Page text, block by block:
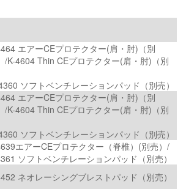
エアーCEプロテクター(肩・肘)（別
/K-4604 Thin CEプロテクター(肩・肘)（別
ソフトベンチレーションパッド（別売）
エアーCEプロテクター(肩・肘)（別
/K-4604 Thin CEプロテクター(肩・肘)（別
ソフトベンチレーションパッド（別売）
エアーCEプロテクター（脊椎）(別売）/
ソフトベンチレーションパッド（別売）
ネオレーシングブレストパッド（別売）